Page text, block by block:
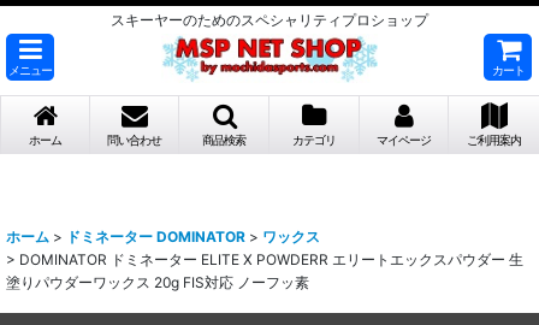
スキーヤーのためのスペシャリティプロショップ
メニュー カート
ホーム 問い合わせ 商品検索 カテゴリ マイページ ご利用案内
ホーム > ドミネーター DOMINATOR > ワックス
> DOMINATOR ドミネーター ELITE X POWDERR エリートエックスパウダー 生
塗りパウダーワックス 20g FIS対応 ノーフッ素